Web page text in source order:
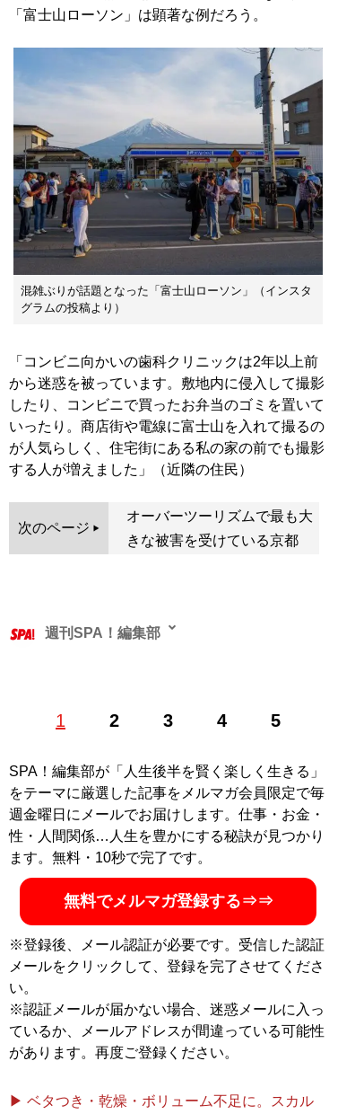
「富士山ローソン」は顕著な例だろう。
混雑ぶりが話題となった「富士山ローソン」（インスタ
グラムの投稿より）
「コンビニ向かいの歯科クリニックは2年以上前
から迷惑を被っています。敷地内に侵入して撮影
したり、コンビニで買ったお弁当のゴミを置いて
いったり。商店街や電線に富士山を入れて撮るの
が人気らしく、住宅街にある私の家の前でも撮影
する人が増えました」（近隣の住民）
次のページ
オーバーツーリズムで最も大
きな被害を受けている京都
1 2 3 4 5
週刊SPA！編集部
記事一覧へ
SPA！編集部が「人生後半を賢く楽しく生きる」
をテーマに厳選した記事をメルマガ会員限定で毎
週金曜日にメールでお届けします。仕事・お金・
性・人間関係…人生を豊かにする秘訣が見つかり
ます。無料・10秒で完了です。
無料でメルマガ登録する⇒⇒
※登録後、メール認証が必要です。受信した認証
メールをクリックして、登録を完了させてくださ
い。
※認証メールが届かない場合、迷惑メールに入っ
ているか、メールアドレスが間違っている可能性
があります。再度ご登録ください。
▶ ベタつき・乾燥・ボリューム不足に。スカル